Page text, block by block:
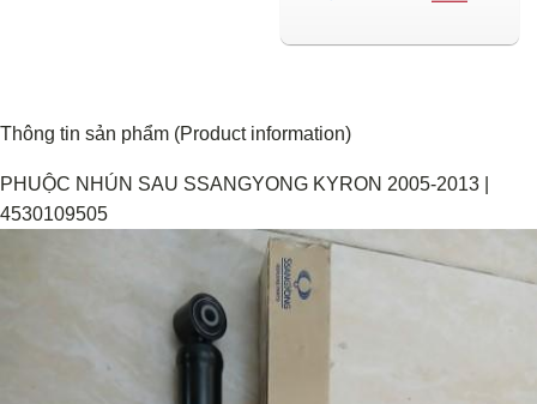
Thông tin sản phẩm (Product information)
PHUỘC NHÚN SAU SSANGYONG KYRON 2005-2013 |
4530109505